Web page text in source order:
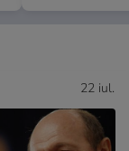
22 iul.